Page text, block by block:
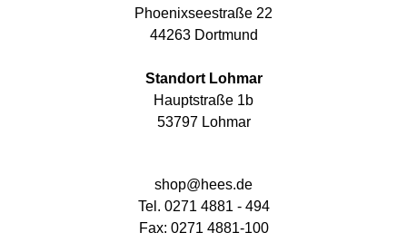
Phoenixseestraße 22
44263 Dortmund
Standort Lohmar
Hauptstraße 1b
53797 Lohmar
shop@hees.de
Tel. 0271 4881 - 494
Fax: 0271 4881-100